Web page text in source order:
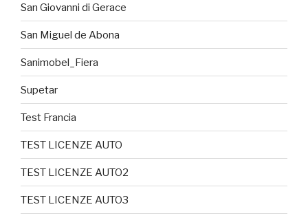
San Giovanni di Gerace
San Miguel de Abona
Sanimobel_Fiera
Supetar
Test Francia
TEST LICENZE AUTO
TEST LICENZE AUTO2
TEST LICENZE AUTO3